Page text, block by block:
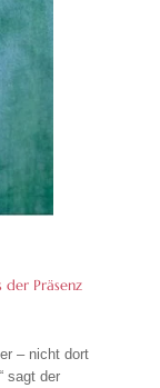
der Präsenz
– nicht dort
sagt der